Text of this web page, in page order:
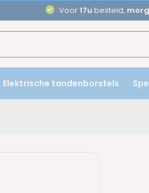
Voor17u besteld,
Elektrische tandenborstels